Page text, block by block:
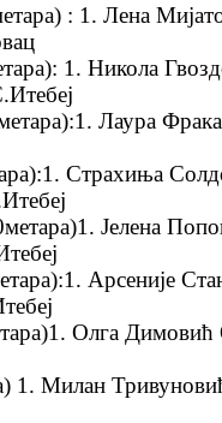
: 1. Лена
1. Никола
Лаура
Страхиња
Јелена
Арсеније
Олга Димовић
Милан